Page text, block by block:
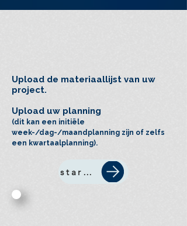
Upload de materiaallijst van uw
project.
Upload uw planning
(dit kan een initiële
week-/dag-/maandplanning zijn of zelfs
een kwartaalplanning).
start nu